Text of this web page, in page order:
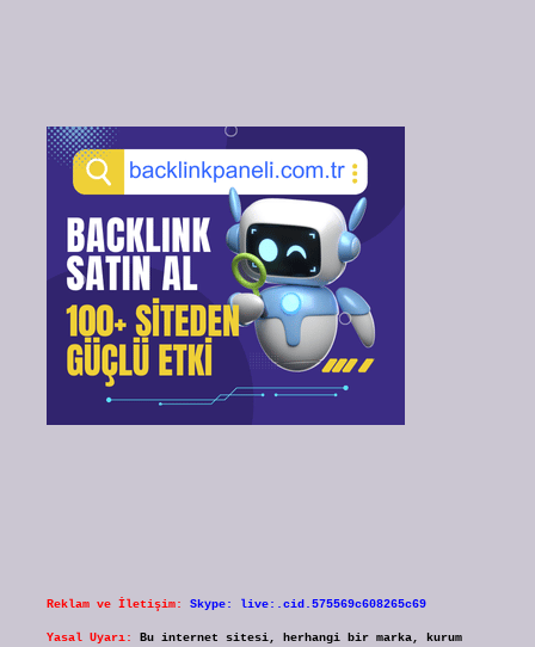
Reklam ve İletişim: Skype: live:.cid.575569c608265c69
Yasal Uyarı:
Bu internet sitesi, herhangi bir marka, kurum